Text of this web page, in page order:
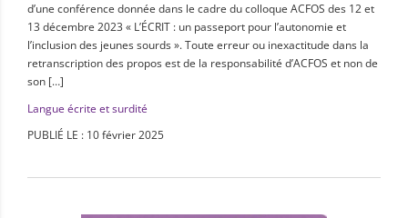
d’une conférence donnée dans le cadre du colloque ACFOS des 12 et
13 décembre 2023 « L’ÉCRIT : un passeport pour l’autonomie et
l’inclusion des jeunes sourds ». Toute erreur ou inexactitude dans la
retranscription des propos est de la responsabilité d’ACFOS et non de
son […]
Langue écrite et surdité
PUBLIÉ LE : 10 février 2025